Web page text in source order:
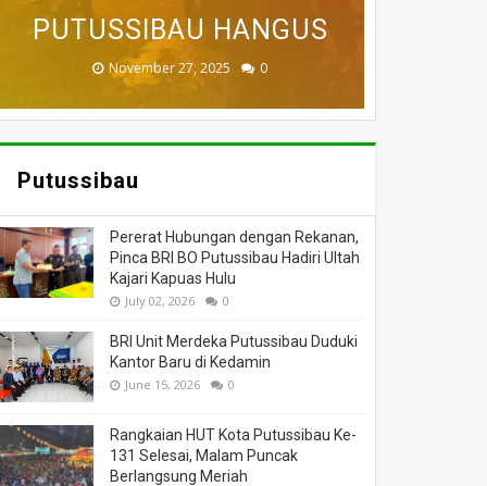
DUNIA
July 05, 2026 0
PUTUSSIBAU HANGUS
November 27, 2025 0
BADAU BERI BANTUAN
March 26, 2025 0
DILALAP API
March 13, 2025 0
MASSA
February 18, 2025 0
Putussibau
Pererat Hubungan dengan Rekanan,
Pinca BRI BO Putussibau Hadiri Ultah
Kajari Kapuas Hulu
July 02, 2026 0
BRI Unit Merdeka Putussibau Duduki
Kantor Baru di Kedamin
June 15, 2026 0
Rangkaian HUT Kota Putussibau Ke-
131 Selesai, Malam Puncak
Berlangsung Meriah